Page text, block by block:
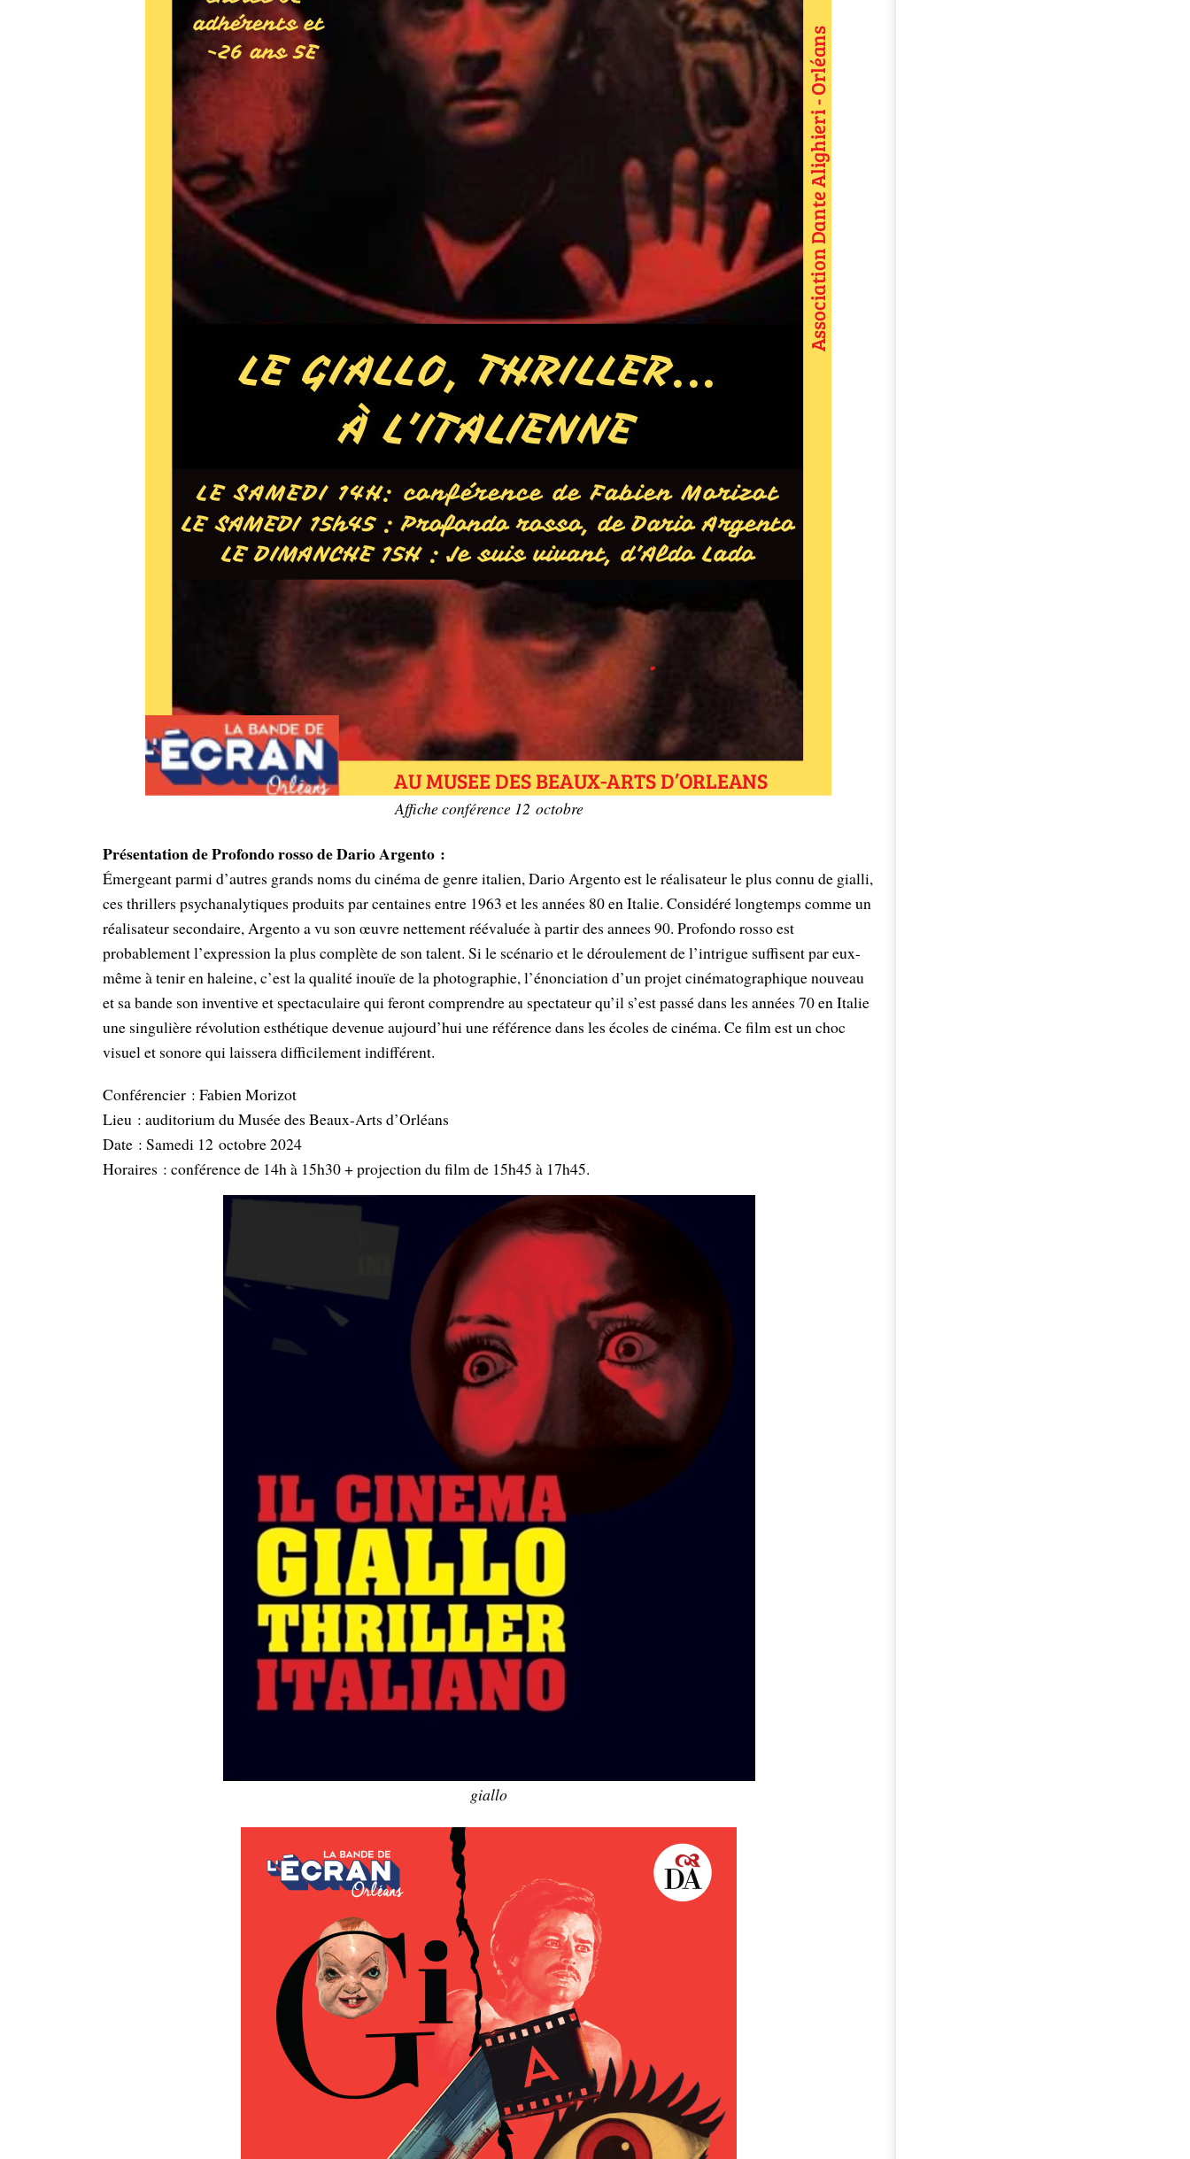
Affiche conférence 12 octobre
Présentation de Profondo rosso de Dario Argento :
Émergeant parmi d’autres grands noms du cinéma de genre italien, Dario Argento est le réalisateur le plus connu de gialli,
ces thrillers psychanalytiques produits par centaines entre 1963 et les années 80 en Italie. Considéré longtemps comme un
réalisateur secondaire, Argento a vu son œuvre nettement réévaluée à partir des annees 90. Profondo rosso est
probablement l’expression la plus complète de son talent. Si le scénario et le déroulement de l’intrigue suffisent par eux-
même à tenir en haleine, c’est la qualité inouïe de la photographie, l’énonciation d’un projet cinématographique nouveau
et sa bande son inventive et spectaculaire qui feront comprendre au spectateur qu’il s’est passé dans les années 70 en Italie
une singulière révolution esthétique devenue aujourd’hui une référence dans les écoles de cinéma. Ce film est un choc
visuel et sonore qui laissera difficilement indifférent.
Conférencier : Fabien Morizot
Lieu : auditorium du Musée des Beaux-Arts d’Orléans
Date : Samedi 12 octobre 2024
Horaires : conférence de 14h à 15h30 + projection du film de 15h45 à 17h45.
giallo